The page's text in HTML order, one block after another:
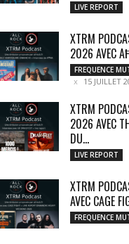
LIVE REPORT
XTRM
2026 AVEC
FREQUENCE
15 JUILLET
XTRM
2026 AVEC
DU...
LIVE REPORT
XTRM
AVEC CAGE
FREQUENCE